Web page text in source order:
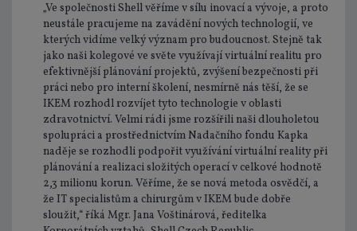
„Ve společnosti Shell věříme v sílu inovací a vývoje, a proto
neustále pracujeme na zavádění nových technologií, ve
kterých vidíme velký význam pro budoucnost. Stejně tak
jako naši kolegové ve světe využívají virtuální realitu pro
efektivnější plánování projektů, zvýšení bezpečnosti při
práci nebo pro interní školení, nesmírně nás těší, že se
IKEM rozhodl rozvíjet tyto technologie v oblasti
zdravotnictví. Velmi rádi jsme rozšířili naši dlouholetou
spolupráci a prostřednictvím Nadačního fondu Kapka
naděje se rozhodli podpořit využívání virtuální reality při
plánování a realizaci složitých operací v celkové hodnotě
2,3 milionu korun. Věříme, že se nová metoda osvědčí, a
že IT specialistům a chirurgům v IKEM bude dobře
sloužit,“ říká Mgr. Jana Voštinárová, ředitelka